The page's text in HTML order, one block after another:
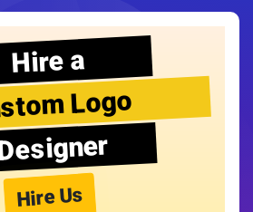
Hire a
Logo
Hire Us